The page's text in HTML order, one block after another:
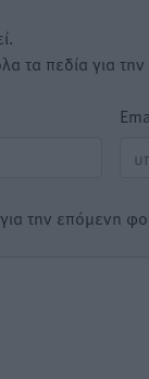
τα πεδία για
την επόμενη